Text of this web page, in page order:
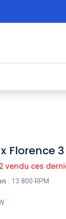
Florence
2 vendu ces
: 13 800 RPM